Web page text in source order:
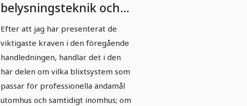
belysningsteknik och
ljusstyrning: Del 5 -
Blixtanordningar för
inom- och
utomhusbruk?
Efter att jag har presenterat de
viktigaste kraven i den föregående
handledningen, handlar det i den
här delen om vilka blixtsystem som
passar för professionella ändamål
utomhus och samtidigt inomhus; om